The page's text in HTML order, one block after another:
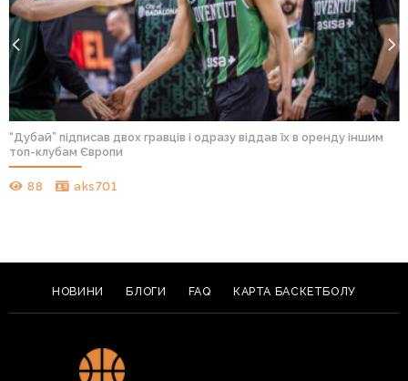
“Дубай” підписав двох гравців і одразу віддав їх в оренду іншим
топ-клубам Європи
88 aks701
НОВИНИ БЛОГИ FAQ КАРТА БАСКЕТБОЛУ